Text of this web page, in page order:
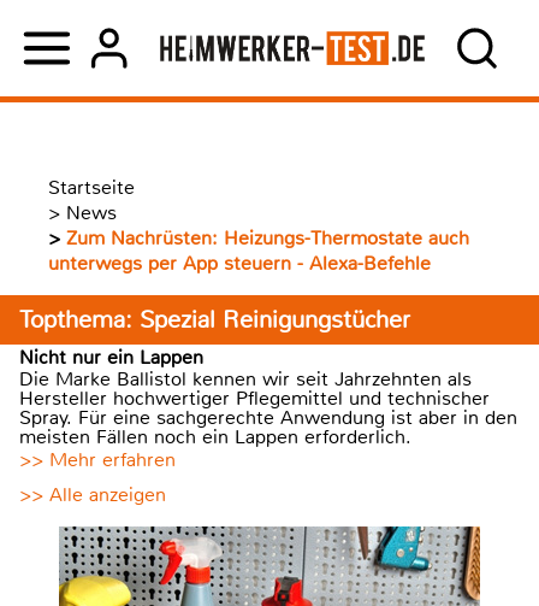
Startseite
> News
> Zum Nachrüsten: Heizungs-Thermostate auch
unterwegs per App steuern - Alexa-Befehle
Topthema: Spezial Reinigungstücher
Nicht nur ein Lappen
Die Marke Ballistol kennen wir seit Jahrzehnten als
Hersteller hochwertiger Pflegemittel und technischer
Spray. Für eine sachgerechte Anwendung ist aber in den
meisten Fällen noch ein Lappen erforderlich.
>> Mehr erfahren
>> Alle anzeigen